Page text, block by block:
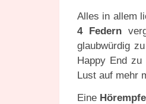
Alles in allem
4 Federn
glaubwürdig
Happy End
Lust auf mehr
Eine